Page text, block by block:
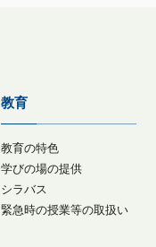
教育
教育の特色
学びの場の提供
シラバス
緊急時の授業等の取扱い